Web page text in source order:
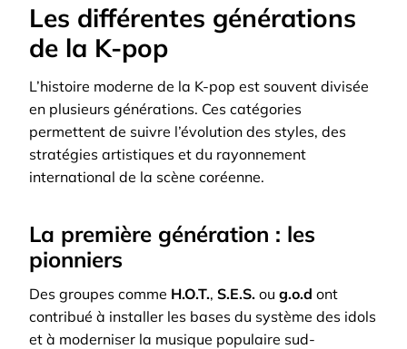
Les différentes générations
de la K-pop
L’histoire moderne de la K-pop est souvent divisée
en plusieurs générations. Ces catégories
permettent de suivre l’évolution des styles, des
stratégies artistiques et du rayonnement
international de la scène coréenne.
La première génération : les
pionniers
Des groupes comme H.O.T., S.E.S. ou g.o.d ont
contribué à installer les bases du système des idols
et à moderniser la musique populaire sud-